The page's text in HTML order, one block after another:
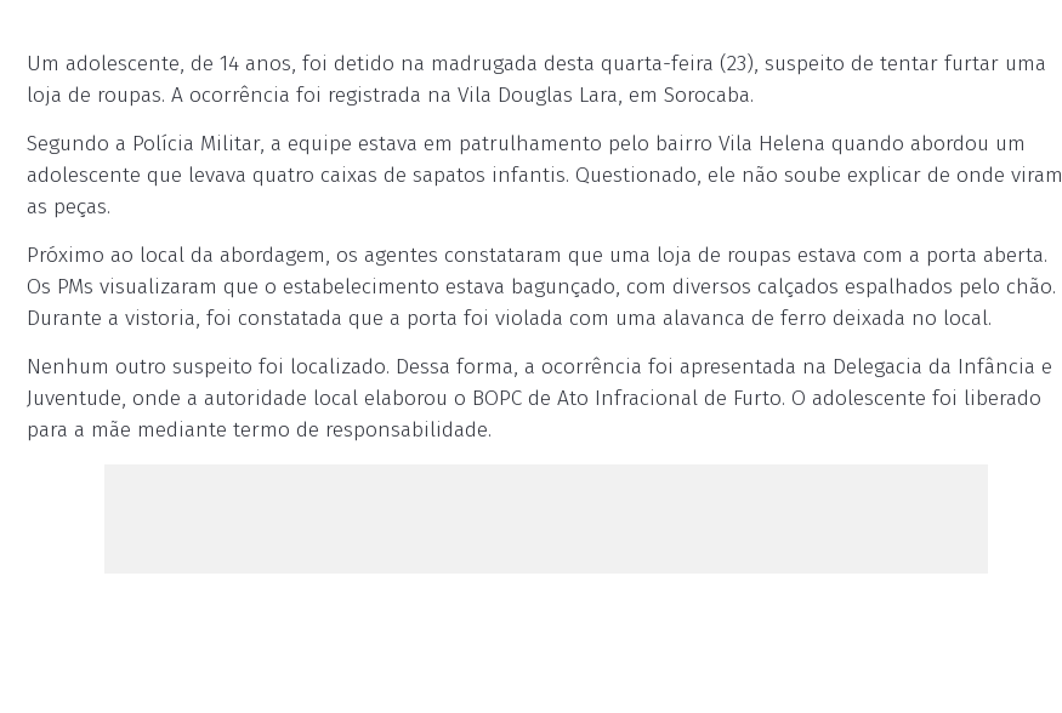
Um adolescente, de 14 anos, foi detido na madrugada desta quarta-feira (23), suspeito de tentar furtar uma
loja de roupas. A ocorrência foi registrada na Vila Douglas Lara, em Sorocaba.
Segundo a Polícia Militar, a equipe estava em patrulhamento pelo bairro Vila Helena quando abordou um
adolescente que levava quatro caixas de sapatos infantis. Questionado, ele não soube explicar de onde viram
as peças.
Próximo ao local da abordagem, os agentes constataram que uma loja de roupas estava com a porta aberta.
Os PMs visualizaram que o estabelecimento estava bagunçado, com diversos calçados espalhados pelo chão.
Durante a vistoria, foi constatada que a porta foi violada com uma alavanca de ferro deixada no local.
Nenhum outro suspeito foi localizado. Dessa forma, a ocorrência foi apresentada na Delegacia da Infância e
Juventude, onde a autoridade local elaborou o BOPC de Ato Infracional de Furto. O adolescente foi liberado
para a mãe mediante termo de responsabilidade.